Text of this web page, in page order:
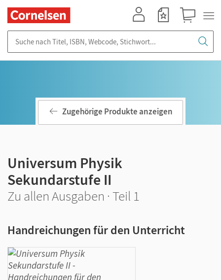
Zugehörige Produkte anzeigen
Universum Physik
Sekundarstufe II
Zu allen Ausgaben · Teil 1
Handreichungen für den Unterricht